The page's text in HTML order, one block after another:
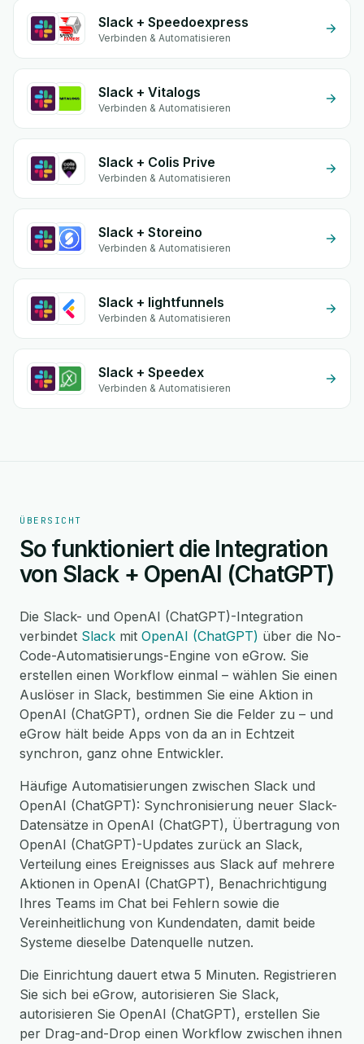
Slack + Speedoexpress
Verbinden & Automatisieren
Slack + Vitalogs
Verbinden & Automatisieren
Slack + Colis Prive
Verbinden & Automatisieren
Slack + Storeino
Verbinden & Automatisieren
Slack + lightfunnels
Verbinden & Automatisieren
Slack + Speedex
Verbinden & Automatisieren
ÜBERSICHT
So funktioniert die Integration
von Slack + OpenAI (ChatGPT)
Die Slack- und OpenAI (ChatGPT)-Integration
verbindet Slack mit OpenAI (ChatGPT) über die No-
Code-Automatisierungs-Engine von eGrow. Sie
erstellen einen Workflow einmal – wählen Sie einen
Auslöser in Slack, bestimmen Sie eine Aktion in
OpenAI (ChatGPT), ordnen Sie die Felder zu – und
eGrow hält beide Apps von da an in Echtzeit
synchron, ganz ohne Entwickler.
Häufige Automatisierungen zwischen Slack und
OpenAI (ChatGPT): Synchronisierung neuer Slack-
Datensätze in OpenAI (ChatGPT), Übertragung von
OpenAI (ChatGPT)-Updates zurück an Slack,
Verteilung eines Ereignisses aus Slack auf mehrere
Aktionen in OpenAI (ChatGPT), Benachrichtigung
Ihres Teams im Chat bei Fehlern sowie die
Vereinheitlichung von Kundendaten, damit beide
Systeme dieselbe Datenquelle nutzen.
Die Einrichtung dauert etwa 5 Minuten. Registrieren
Sie sich bei eGrow, autorisieren Sie Slack,
autorisieren Sie OpenAI (ChatGPT), erstellen Sie
per Drag-and-Drop einen Workflow zwischen ihnen